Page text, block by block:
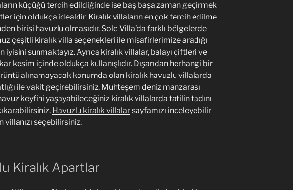
küçüğü tercih edildiğinde ise baş başa zaman geçirmek
için oldukça idealdir. Kiralık villaların en çok tercih edilme
birisi havuzlu olmasıdır. Solo Villa’da farklı bölgelerde
çeşitli kiralık villa seçenekleri ile misafirlerimize aradığı
iyisini sunmaktayız. Ayrıca kiralık villalar, balayı çiftleri ve
kesim içinde oldukça kullanışlıdır. Dışarıdan herhangi bir
alınamayacak konumda olan kiralık havuzlu villalarda
ile vakit geçirebilirsiniz. Muhteşem deniz manzarası
keyfini yaşayabileceğiniz kiralık villalarda tatilin tadını
Havuzlu kiralık villalarsayfamızı inceleyebilir
villanızı seçebilirsiniz.
Kiralık Apartlar